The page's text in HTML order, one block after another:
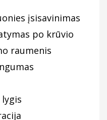
įsisavinimas
po krūvio
raumenis